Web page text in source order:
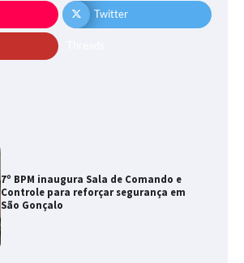
Twitter
7º BPM inaugura Sala de Comando e
Controle para reforçar segurança em
São Gonçalo